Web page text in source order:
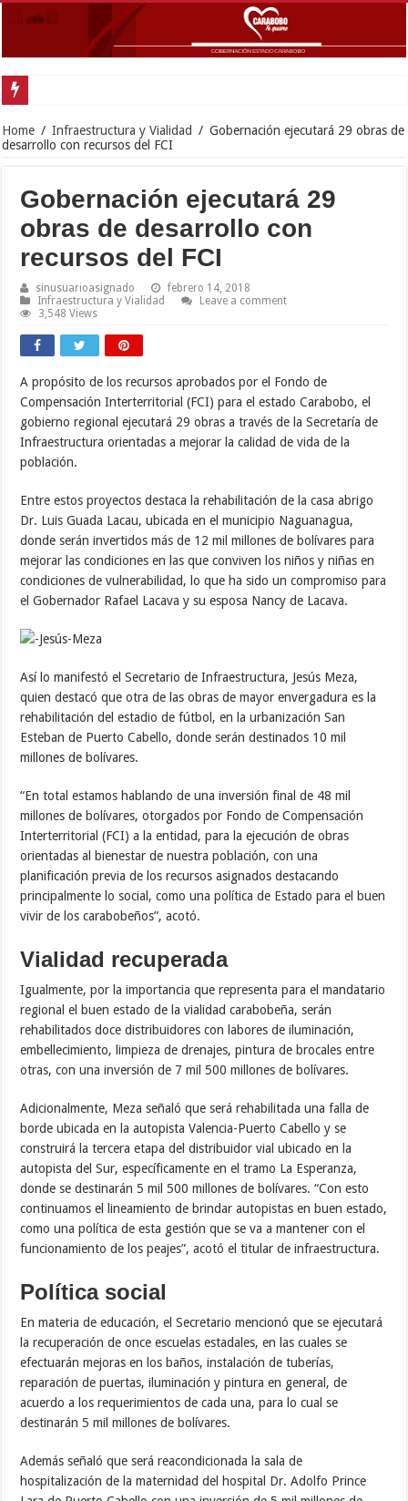
Home / Infraestructura y Vialidad / Gobernación ejecutará 29 obras de
desarrollo con recursos del FCI
Gobernación ejecutará 29
obras de desarrollo con
recursos del FCI
sinusuarioasignado
febrero 14, 2018
Infraestructura y Vialidad
Leave a comment
3,548 Views
A propósito de los recursos aprobados por el Fondo de
Compensación Interterritorial (FCI) para el estado Carabobo, el
gobierno regional ejecutará 29 obras a través de la Secretaría de
Infraestructura orientadas a mejorar la calidad de vida de la
población.
Entre estos proyectos destaca la rehabilitación de la casa abrigo
Dr. Luis Guada Lacau, ubicada en el municipio Naguanagua,
donde serán invertidos más de 12 mil millones de bolívares para
mejorar las condiciones en las que conviven los niños y niñas en
condiciones de vulnerabilidad, lo que ha sido un compromiso para
el Gobernador Rafael Lacava y su esposa Nancy de Lacava.
Así lo manifestó el Secretario de Infraestructura, Jesús Meza,
quien destacó que otra de las obras de mayor envergadura es la
rehabilitación del estadio de fútbol, en la urbanización San
Esteban de Puerto Cabello, donde serán destinados 10 mil
millones de bolívares.
“En total estamos hablando de una inversión final de 48 mil
millones de bolívares, otorgados por Fondo de Compensación
Interterritorial (FCI) a la entidad, para la ejecución de obras
orientadas al bienestar de nuestra población, con una
planificación previa de los recursos asignados destacando
principalmente lo social, como una política de Estado para el buen
vivir de los carabobeños”, acotó.
Vialidad recuperada
Igualmente, por la importancia que representa para el mandatario
regional el buen estado de la vialidad carabobeña, serán
rehabilitados doce distribuidores con labores de iluminación,
embellecimiento, limpieza de drenajes, pintura de brocales entre
otras, con una inversión de 7 mil 500 millones de bolívares.
Adicionalmente, Meza señaló que será rehabilitada una falla de
borde ubicada en la autopista Valencia-Puerto Cabello y se
construirá la tercera etapa del distribuidor vial ubicado en la
autopista del Sur, específicamente en el tramo La Esperanza,
donde se destinarán 5 mil 500 millones de bolívares. “Con esto
continuamos el lineamiento de brindar autopistas en buen estado,
como una política de esta gestión que se va a mantener con el
funcionamiento de los peajes”, acotó el titular de infraestructura.
Política social
En materia de educación, el Secretario mencionó que se ejecutará
la recuperación de once escuelas estadales, en las cuales se
efectuarán mejoras en los baños, instalación de tuberías,
reparación de puertas, iluminación y pintura en general, de
acuerdo a los requerimientos de cada una, para lo cual se
destinarán 5 mil millones de bolívares.
Además señaló que será reacondicionada la sala de
hospitalización de la maternidad del hospital Dr. Adolfo Prince